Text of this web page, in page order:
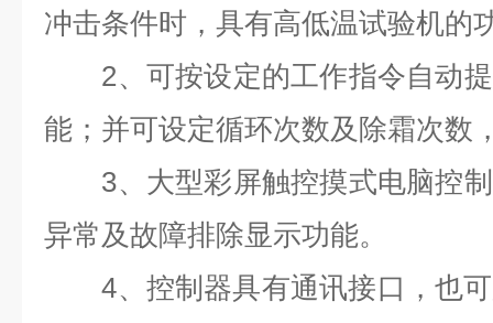
冲击条件时，具有高低温试验机的
2、 可按设定的工作指令自动
能；并可设定循环次数及除霜次数
3、 大型彩屏触控摸式电脑控
异常及故障排除显示功能。
4、 控制器具有通讯接口，也